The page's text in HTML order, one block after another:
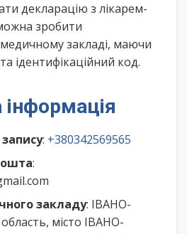
декларацію з лікарем-
зробити
закладі, маючи
ідентифікаційний код.
інформація
: +380342569565
:
закладу: ІВАНО-
місто ІВАНО-